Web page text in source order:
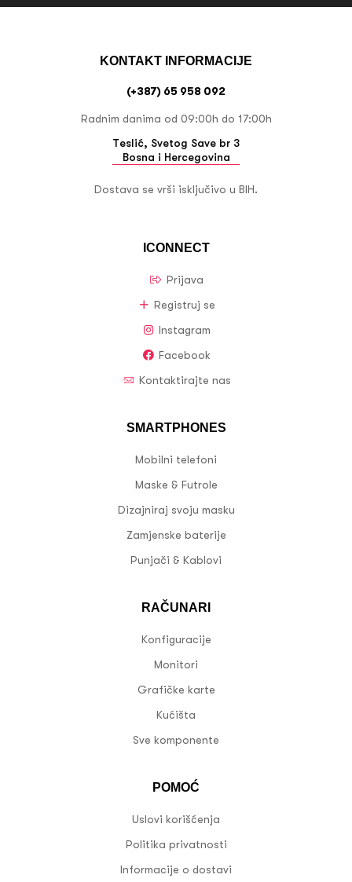
ICONNECT
Prijava
Registruj se
Instagram
Facebook
Kontaktirajte nas
SMARTPHONES
Mobilni telefoni
Maske & Futrole
Dizajniraj svoju masku
Zamjenske baterije
Punjači & Kablovi
RAČUNARI
Konfiguracije
Monitori
Grafičke karte
Kućišta
Sve komponente
POMOĆ
Uslovi korišćenja
Politika privatnosti
Informacije o dostavi
KONTAKT INFORMACIJE
(+387) 65 958 092
Radnim danima od 09:00h do 17:00h
Teslić, Svetog Save br 3
Bosna i Hercegovina
Dostava se vrši isključivo u BIH.